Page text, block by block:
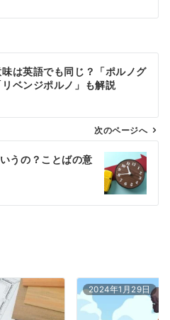
味は英語でも同じ？「ポルノグ
ベンジポルノ」も解説
次のページへ
うの？ことばの意
2024年1月29日